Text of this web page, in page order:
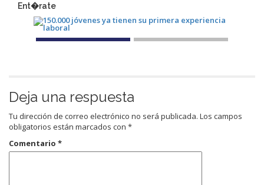
Ent�rate
Deja una respuesta
Tu dirección de correo electrónico no será publicada. Los campos
obligatorios están marcados con *
Comentario *